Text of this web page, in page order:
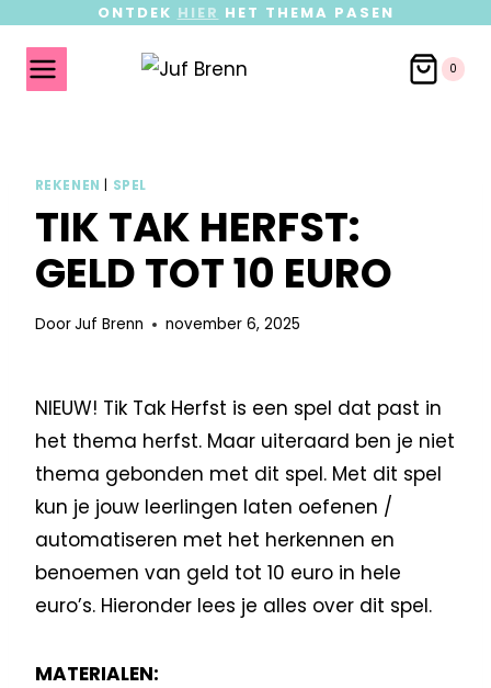
ONTDEK HIER HET THEMA PASEN
0
REKENEN SPEL
TIK TAK HERFST:
GELD TOT 10 EURO
DoorJuf Brenn november 6, 2025
NIEUW! Tik Tak Herfst is een spel dat past in
het thema herfst. Maar uiteraard ben je niet
thema gebonden met dit spel. Met dit spel
kun je jouw leerlingen laten oefenen /
automatiseren met het herkennen en
benoemen van geld tot 10 euro in hele
euro’s. Hieronder lees je alles over dit spel.
MATERIALEN: